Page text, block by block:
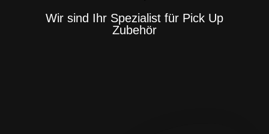
Wir sind Ihr Spezialist für Pick Up
Zubehör